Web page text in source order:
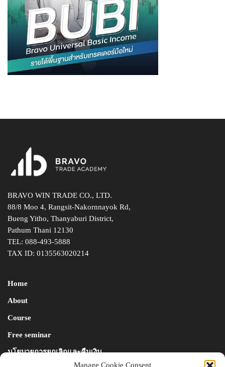
Manage Cookie Consent
BRAVO WIN TRADE CO., LTD.
88/8 Moo 4, Rangsit-Nakornnayok Rd,
Bueng Yitho, Thanyaburi District,
Pathum Thani 12130
TEL: 088-493-5888
TAX ID: 0135563020214
Home
About
Course
Free seminar
นโยบายการยกเลิกและคืนเงิน